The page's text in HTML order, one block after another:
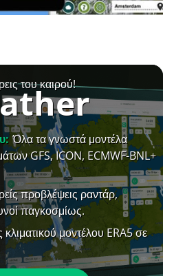
του καιρού!
Όλα τα γνωστά μοντέλα
GFS, ICON, ECMWF-BNL+
προβλέψεις ραντάρ,
παγκοσμίως.
μοντέλου ERA5 σε